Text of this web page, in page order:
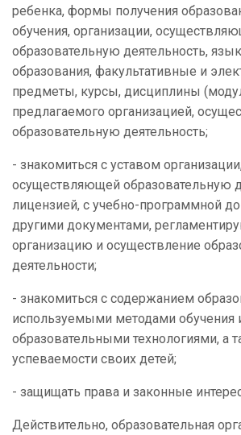
ребенка, формы получения
обучения, организации,
образовательную деятельность,
образования, факультативные и
предметы, курсы, дисциплины
предлагаемого организацией,
образовательную деятельность;
- знакомиться с уставом организации,
осуществляющей образовательную
лицензией, с учебно-программной
другими документами,
организацию и осуществление
деятельности;
- знакомиться с содержанием
используемыми методами обучения
образовательными технологиями, а
успеваемости своих детей;
- защищать права и законные
Действительно, образовательная